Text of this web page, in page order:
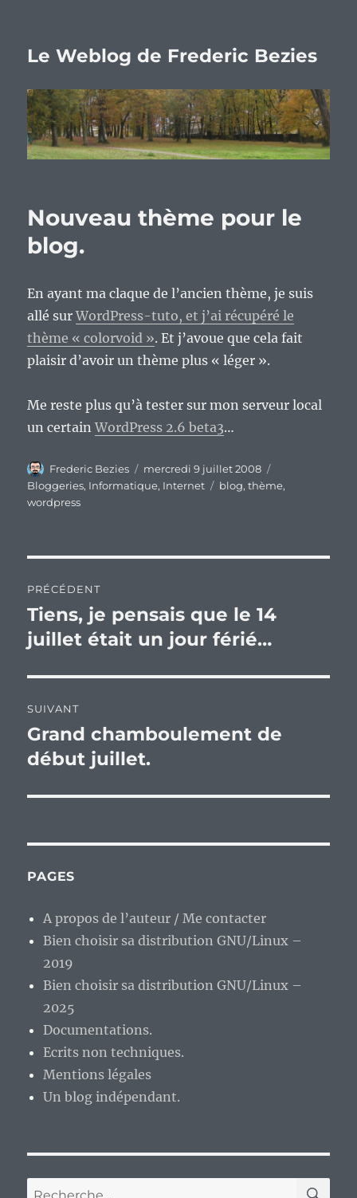
Le Weblog de Frederic Bezies
Nouveau thème pour le
blog.
En ayant ma claque de l’ancien thème, je suis
allé surWordPress-tuto, et j’ai récupéré le
thème « colorvoid ». Et j’avoue que cela fait
plaisir d’avoir un thème plus « léger ».
Me reste plus qu’à tester sur mon serveur local
un certainWordPress 2.6 beta3…
Auteur
Frederic Bezies
Publié
le
mercredi 9 juillet 2008
Bloggeries, Informatique, Internet Étiquettes
blog,thème,
wordpress
de
l’article
PRÉCÉDENT
Publication
précédente :
Tiens, je pensais que le 14
juillet était un jour férié…
SUIVANT
Publication
suivante :
Grand chamboulement de
début juillet.
PAGES
A propos de l’auteur / Me contacter
Bien choisir sa distribution GNU/Linux –
2019
Bien choisir sa distribution GNU/Linux –
2025
Documentations.
Ecrits non techniques.
Mentions légales
Un blog indépendant.
Recherche